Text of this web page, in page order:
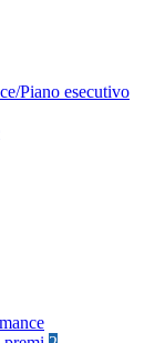
Piano esecutivo